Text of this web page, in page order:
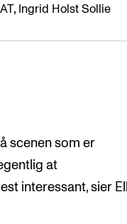
, Ingrid Holst Sollie
scenen som er
at
interessant, sier